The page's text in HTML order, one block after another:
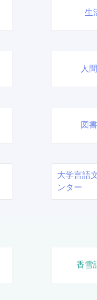
生
人
図
大学言語
ンター
香雪